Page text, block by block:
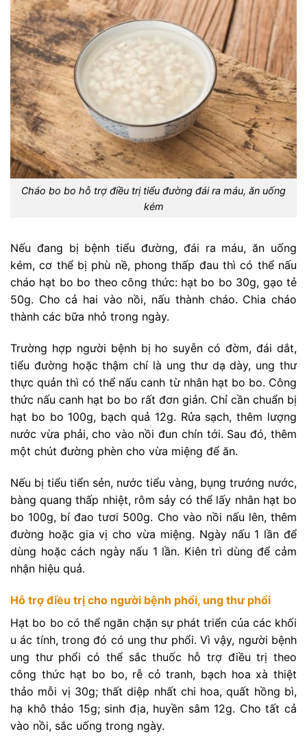
Cháo bo bo hỗ trợ điều trị tiểu đường đái ra máu, ăn uống
kém
Nếu đang bị bệnh tiểu đường, đái ra máu, ăn uống
kém, cơ thể bị phù nề, phong thấp đau thì có thể nấu
cháo hạt bo bo theo công thức: hạt bo bo 30g, gạo tẻ
50g. Cho cả hai vào nồi, nấu thành cháo. Chia cháo
thành các bữa nhỏ trong ngày.
Trường hợp người bệnh bị ho suyễn có đờm, đái dắt,
tiểu đường hoặc thậm chí là ung thư dạ dày, ung thư
thực quản thì có thể nấu canh từ nhân hạt bo bo. Công
thức nấu canh hạt bo bo rất đơn giản. Chỉ cần chuẩn bị
hạt bo bo 100g, bạch quả 12g. Rửa sạch, thêm lượng
nước vừa phải, cho vào nồi đun chín tới. Sau đó, thêm
một chút đường phèn cho vừa miệng để ăn.
Nếu bị tiểu tiển sẻn, nước tiểu vàng, bụng trướng nước,
bàng quang thấp nhiệt, rôm sảy có thể lấy nhân hạt bo
bo 100g, bí đao tươi 500g. Cho vào nồi nấu lên, thêm
đường hoặc gia vị cho vừa miệng. Ngày nấu 1 lần để
dùng hoặc cách ngày nấu 1 lần. Kiên trì dùng để cảm
nhận hiệu quả.
Hỗ trợ điều trị cho người bệnh phổi, ung thư phổi
Hạt bo bo có thể ngăn chặn sự phát triển của các khối
u ác tính, trong đó có ung thư phổi. Vì vậy, người bệnh
ung thư phổi có thể sắc thuốc hỗ trợ điều trị theo
công thức hạt bo bo, rễ cỏ tranh, bạch hoa xà thiệt
thảo mỗi vị 30g; thất diệp nhất chi hoa, quất hồng bì,
hạ khô thảo 15g; sinh địa, huyền sâm 12g. Cho tất cả
vào nồi, sắc uống trong ngày.